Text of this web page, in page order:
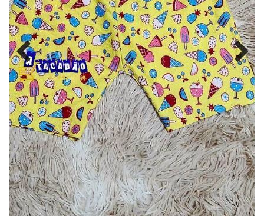
MODA
FITNESS
MODA
GRIFE
MODA
INFANTIL
MODA
INTIMA
MODA
INVERNO
MODA
MASCULINA